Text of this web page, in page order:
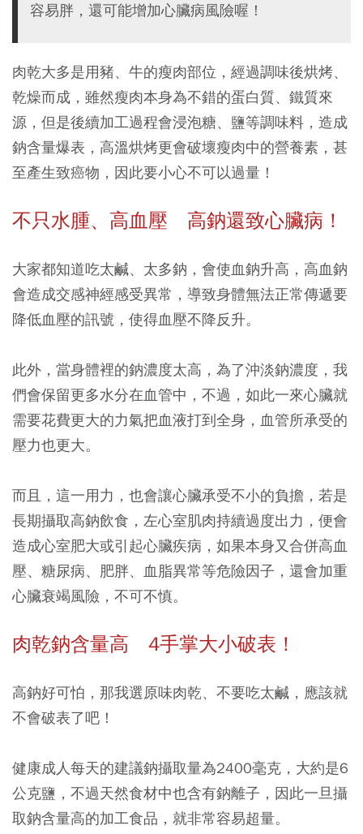
容易胖，還可能增加心臟病風險喔！
肉乾大多是用豬、牛的瘦肉部位，經過調味後烘烤、
乾燥而成，雖然瘦肉本身為不錯的蛋白質、鐵質來
源，但是後續加工過程會浸泡糖、鹽等調味料，造成
鈉含量爆表，高溫烘烤更會破壞瘦肉中的營養素，甚
至產生致癌物，因此要小心不可以過量！
不只水腫、高血壓 高鈉還致心臟病！
大家都知道吃太鹹、太多鈉，會使血鈉升高，高血鈉
會造成交感神經感受異常，導致身體無法正常傳遞要
降低血壓的訊號，使得血壓不降反升。
此外，當身體裡的鈉濃度太高，為了沖淡鈉濃度，我
們會保留更多水分在血管中，不過，如此一來心臟就
需要花費更大的力氣把血液打到全身，血管所承受的
壓力也更大。
而且，這一用力，也會讓心臟承受不小的負擔，若是
長期攝取高鈉飲食，左心室肌肉持續過度出力，便會
造成心室肥大或引起心臟疾病，如果本身又合併高血
壓、糖尿病、肥胖、血脂異常等危險因子，還會加重
心臟衰竭風險，不可不慎。
肉乾鈉含量高 4手掌大小破表！
高鈉好可怕，那我選原味肉乾、不要吃太鹹，應該就
不會破表了吧！
健康成人每天的建議鈉攝取量為2400毫克，大約是6
公克鹽，不過天然食材中也含有鈉離子，因此一旦攝
取鈉含量高的加工食品，就非常容易超量。